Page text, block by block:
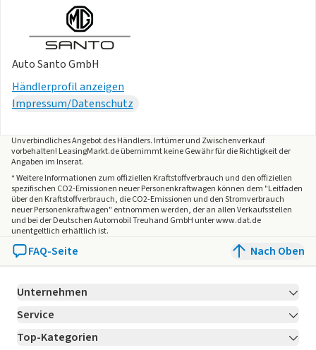
Auto Santo GmbH
Händlerprofil anzeigen
Impressum/Datenschutz
Unverbindliches Angebot desHändlers. Irrtümer und Zwischenverkauf
vorbehalten! LeasingMarkt.de übernimmt keine Gewähr für die Richtigkeit der
Angaben im Inserat.
* Weitere Informationen zum offiziellen Kraftstoffverbrauch und den offiziellen
spezifischen CO2-Emissionen neuer Personenkraftwagen können dem "Leitfaden
über den Kraftstoffverbrauch, die CO2-Emissionen und den Stromverbrauch
neuer Personenkraftwagen" entnommen werden, der an allen Verkaufsstellen
und bei der Deutschen Automobil Treuhand GmbH unter www.dat.de
unentgeltlich erhältlich ist.
FAQ-Seite Nach Oben
Unternehmen
Über LeasingMarkt.de
Karriere Jetzt bewerben!
Service
Kontakt
Top-Kategorien